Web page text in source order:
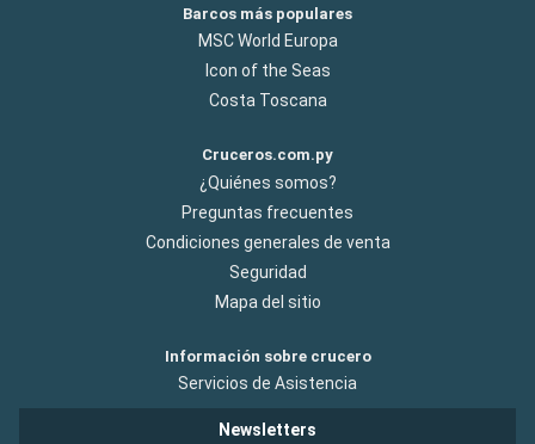
Barcos más populares
MSC World Europa
Icon of the Seas
Costa Toscana
Cruceros.com.py
¿Quiénes somos?
Preguntas frecuentes
Condiciones generales de venta
Seguridad
Mapa del sitio
Información sobre crucero
Servicios de Asistencia
Newsletters